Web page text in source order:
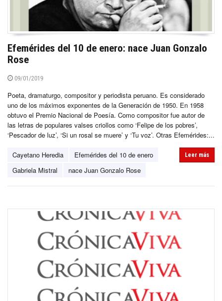
Efemérides del 10 de enero: nace Juan Gonzalo
Rose
09/01/2019
Poeta, dramaturgo, compositor y periodista peruano. Es considerado
uno de los máximos exponentes de la Generación de 1950. En 1958
obtuvo el Premio Nacional de Poesía. Como compositor fue autor de
las letras de populares valses criollos como ‘Felipe de los pobres’,
‘Pescador de luz’, ‘Si un rosal se muere’ y ‘Tu voz’. Otras Efemérides:...
Cayetano Heredia
Efemérides del 10 de enero
Gabriela Mistral
nace Juan Gonzalo Rose
Leer más